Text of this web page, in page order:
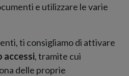
e utilizzare le varie
ti consigliamo di attivare
accessi, tramite cui
delle proprie